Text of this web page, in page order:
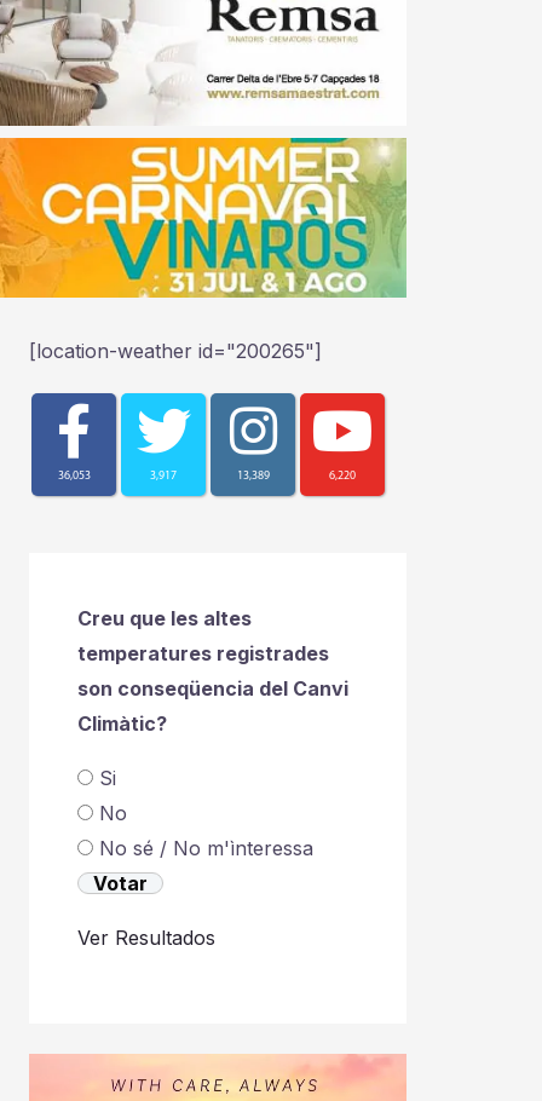
[location-weather id="200265"]
36,053 3,917 13,389 6,220
Creu que les altes
temperatures registrades
son conseqüencia del Canvi
Climàtic?
Si
No
No sé / No m'ìnteressa
Ver Resultados